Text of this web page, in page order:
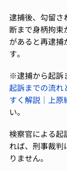
逮捕後、勾留さ
断まで身柄拘
があると再逮捕
す。
※逮捕から起訴
起訴までの流れ
すく解説｜上
い。
検察官による起
れば、刑事裁
りません。